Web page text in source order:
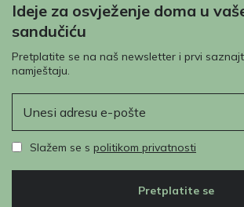
Ideje za osvježenje doma u
sandučiću
Pretplatite se na naš newsletter i prvi
namještaju.
Slažem se s politikom privatnosti
Pretplatite se